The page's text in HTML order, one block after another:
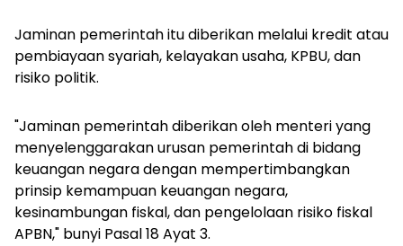
Jaminan pemerintah itu diberikan melalui kredit atau
pembiayaan syariah, kelayakan usaha, KPBU, dan
risiko politik.
"Jaminan pemerintah diberikan oleh menteri yang
menyelenggarakan urusan pemerintah di bidang
keuangan negara dengan mempertimbangkan
prinsip kemampuan keuangan negara,
kesinambungan fiskal, dan pengelolaan risiko fiskal
APBN," bunyi Pasal 18 Ayat 3.